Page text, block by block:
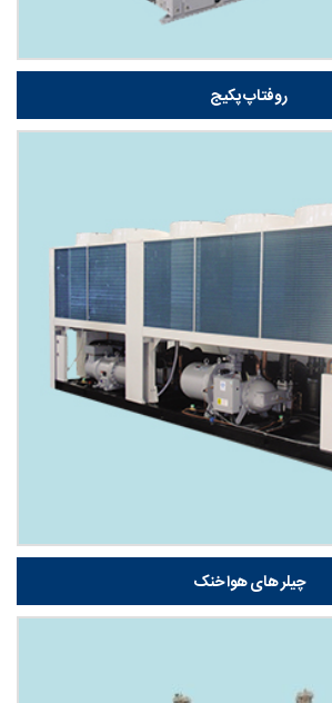
روفتاپ پکیج
چیلر های هوا خنک